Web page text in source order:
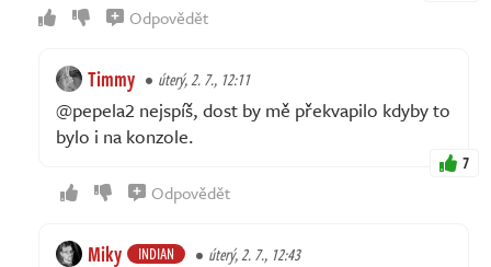
Odpovědět
Timmy úterý, 2. 7., 12:11
@pepela2 nejspíš, dost by mě překvapilo kdyby to
bylo i na konzole.
7
Odpovědět
Miky INDIAN úterý, 2. 7., 12:43